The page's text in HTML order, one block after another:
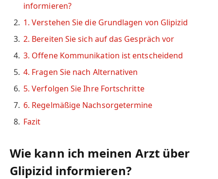
informieren?
1. Verstehen Sie die Grundlagen von Glipizid
2. Bereiten Sie sich auf das Gespräch vor
3. Offene Kommunikation ist entscheidend
4. Fragen Sie nach Alternativen
5. Verfolgen Sie Ihre Fortschritte
6. Regelmäßige Nachsorgetermine
Fazit
Wie kann ich meinen Arzt über
Glipizid informieren?